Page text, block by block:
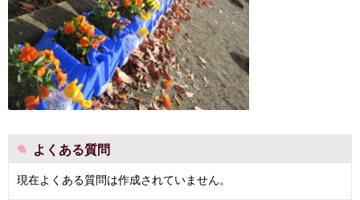
よくある質問
現在よくある質問は作成されていません。